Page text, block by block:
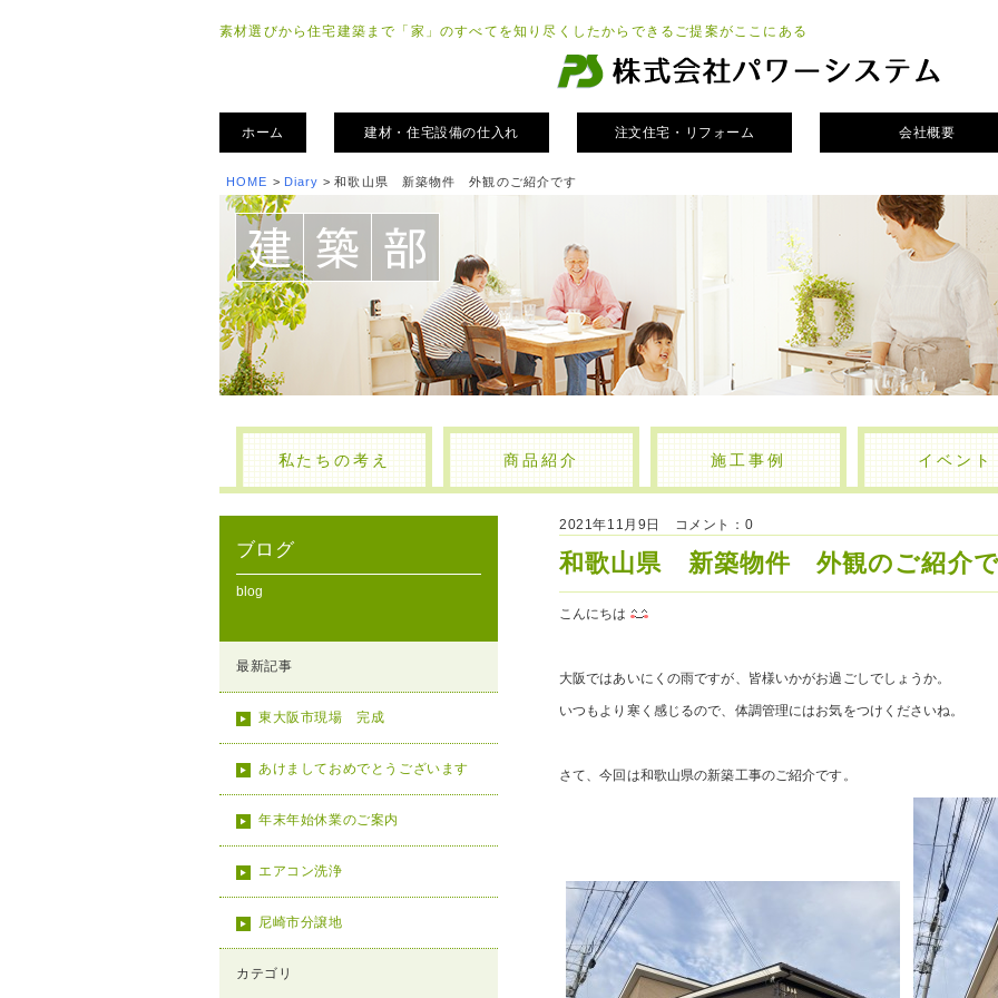
素材選びから住宅建築まで「家」のすべてを知り尽くしたからできるご提案がここにある
ホーム 建材・住宅設備の仕入れ 注文住宅・リフォーム 会社概要
HOME > Diary > 和歌山県 新築物件 外観のご紹介です
私たちの考え 商品紹介 施工事例 イベント
ブログ
blog
最新記事
東大阪市現場 完成
あけましておめでとうございます
年末年始休業のご案内
エアコン洗浄
尼崎市分譲地
カテゴリ
2021年11月9日 コメント：0
和歌山県 新築物件 外観のご紹介
こんにちは
大阪ではあいにくの雨ですが、皆様いかがお過ごしでしょうか。
いつもより寒く感じるので、体調管理にはお気をつけくださいね。
さて、今回は和歌山県の新築工事のご紹介です。